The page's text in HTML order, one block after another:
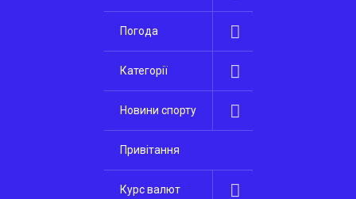
Погода
Категорії
Новини спорту
Привітання
Курс валют